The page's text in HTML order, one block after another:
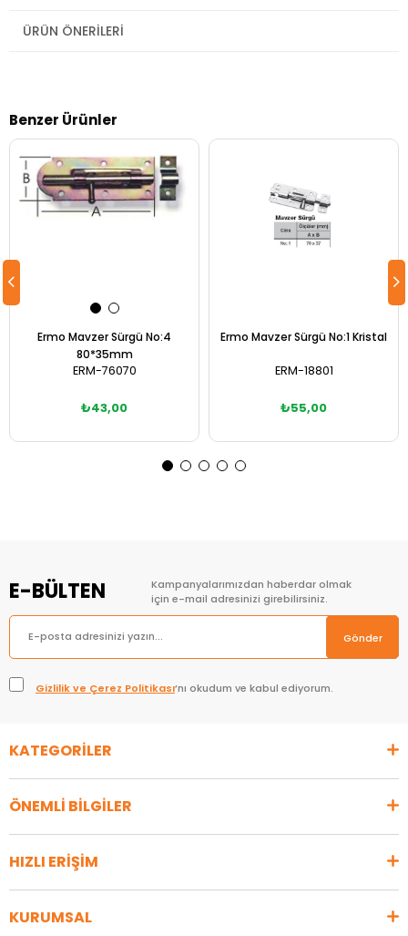
ÜRÜN ÖNERILERI
Benzer Ürünler
Ermo Mavzer Sürgü No:4
80*35mm
ERM-76070
₺43,00
Ermo Mavzer Sürgü No:1 Kristal
ERM-18801
₺55,00
E-BÜLTEN
Kampanyalarımızdan haberdar olmak
için e-mail adresinizi girebilirsiniz.
Gönder
Gizlilik ve Çerez Politikası’nı okudum ve kabul ediyorum.
KATEGORİLER
ÖNEMLİ BİLGİLER
HIZLI ERİŞİM
KURUMSAL